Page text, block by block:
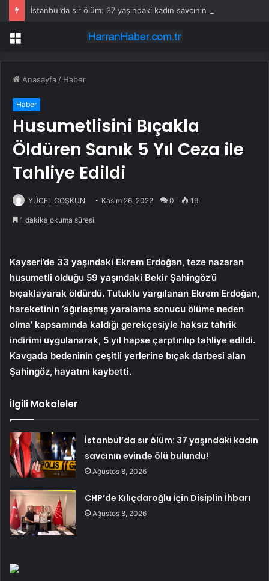
Menü
Anasayfa / Haber
Haber
Husumetlisini Bıçakla
Öldüren Sanık 5 Yıl Ceza ile
Tahliye Edildi
YÜCEL COŞKUN Kasım 26, 2022 0 19
1 dakika okuma süresi
Kayseri’de 33 yaşındaki Ekrem Erdoğan, teze nazaran
husumetli olduğu 59 yaşındaki Bekir Şahingöz’ü
bıçaklayarak öldürdü. Tutuklu yargılanan Ekrem Erdoğan,
hareketinin ‘ağırlaşmış yaralama sonucu ölüme neden
olma’ kapsamında kaldığı gerekçesiyle haksız tahrik
indirimi uygulanarak, 5 yıl hapse çarptırılıp tahliye edildi.
Kavgada bedeninin çeşitli yerlerine bıçak darbesi alan
Şahingöz, hayatını kaybetti.
İlgili Makaleler
İstanbul’da sır ölüm: 37 yaşındaki kadın
savcının evinde ölü bulundu!
Ağustos 8, 2026
CHP’de Kılıçdaroğlu İçin Disiplin İhbarı
Ağustos 8, 2026